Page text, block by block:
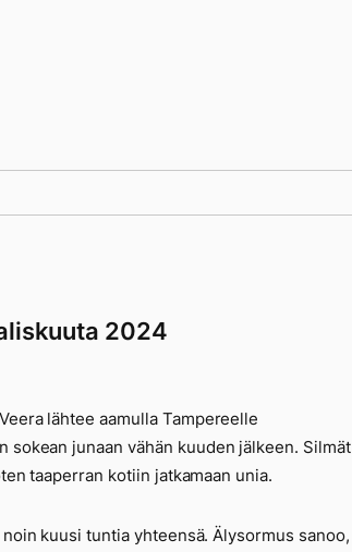
2024
lähtee aamulla Tampereelle
sokean junaan vähän kuuden jälkeen. Silmät
taaperran kotiin jatkamaan unia.
kuusi tuntia yhteensä. Älysormus sanoo,